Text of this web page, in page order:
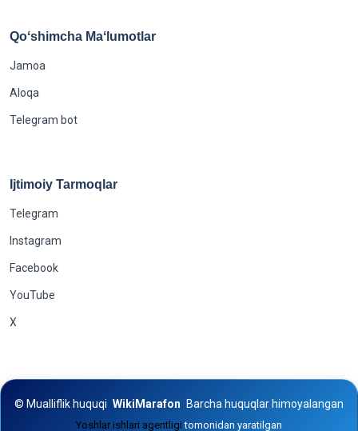
Qoʻshimcha Maʻlumotlar
Jamoa
Aloqa
Telegram bot
Ijtimoiy Tarmoqlar
Telegram
Instagram
Facebook
YouTube
X
© Mualliflik huquqi WikiMarafon Barcha huquqlar himoyalangan
Yoshlar ishlari agentligitomonidan yaratilgan